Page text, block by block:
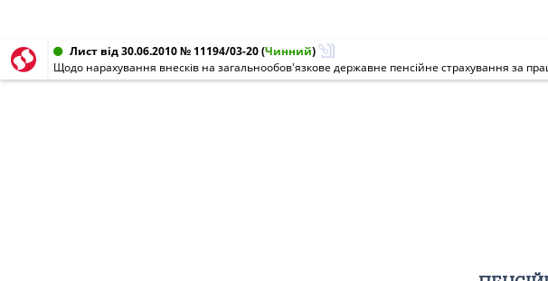
Лист від 30.06.2010 № 11194/03-20(Чинний)
Щодо нарахування внесків на загальнообов'язкове державне пенсійне страхування за